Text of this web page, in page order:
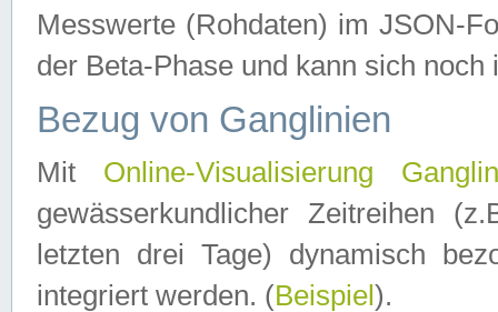
Messwerte (Rohdaten) im JSON-
der Beta-Phase und kann sich noch
Bezug von Ganglinien
Mit Online-Visualisierung
gewässerkundlicher Zeitreihen
letzten drei Tage) dynamisch
integriert werden. (Beispiel ).